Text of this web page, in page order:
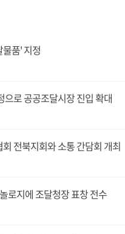
품' 지정
으로 공공조달시장 진입 확대
전북지회와 소통 간담회 개최
로지에 조달청장 표창 전수